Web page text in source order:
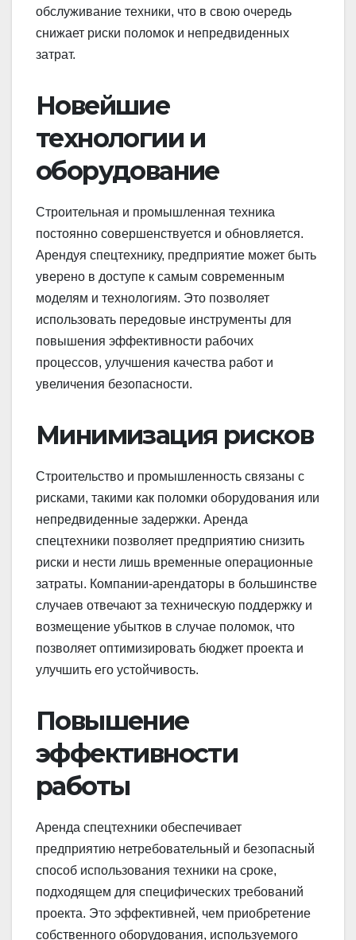
обслуживание техники, что в свою очередь
снижает риски поломок и непредвиденных
затрат.
Новейшие
технологии и
оборудование
Строительная и промышленная техника
постоянно совершенствуется и обновляется.
Арендуя спецтехнику, предприятие может быть
уверено в доступе к самым современным
моделям и технологиям. Это позволяет
использовать передовые инструменты для
повышения эффективности рабочих
процессов, улучшения качества работ и
увеличения безопасности.
Минимизация рисков
Строительство и промышленность связаны с
рисками, такими как поломки оборудования или
непредвиденные задержки. Аренда
спецтехники позволяет предприятию снизить
риски и нести лишь временные операционные
затраты. Компании-арендаторы в большинстве
случаев отвечают за техническую поддержку и
возмещение убытков в случае поломок, что
позволяет оптимизировать бюджет проекта и
улучшить его устойчивость.
Повышение
эффективности
работы
Аренда спецтехники обеспечивает
предприятию нетребовательный и безопасный
способ использования техники на сроке,
подходящем для специфических требований
проекта. Это эффективней, чем приобретение
собственного оборудования, используемого